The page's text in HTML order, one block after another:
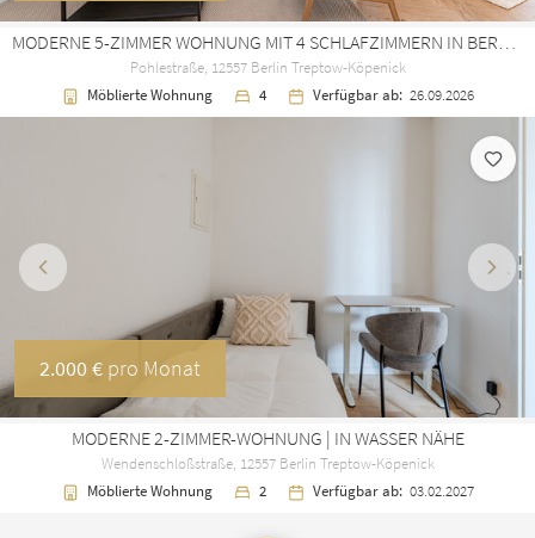
MODERNE 5-ZIMMER WOHNUNG MIT 4 SCHLAFZIMMERN IN BERLIN KÖPENICK
Pohlestraße, 12557 Berlin Treptow-Köpenick
Möblierte Wohnung
4 Verfügbar ab: 26.09.2026
Vorherige
2.000 € pro Monat
MODERNE 2-ZIMMER-WOHNUNG | IN WASSER NÄHE
Wendenschloßstraße, 12557 Berlin Treptow-Köpenick
Möblierte Wohnung
2 Verfügbar ab: 03.02.2027